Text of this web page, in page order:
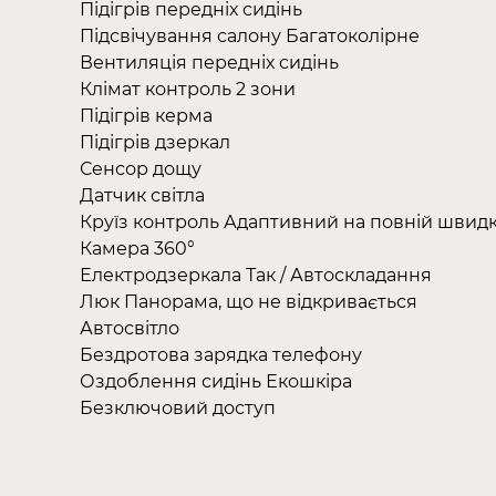
Підігрів передніх сидінь
Підсвічування салону Багатоколірне
Вентиляція передніх сидінь
Клімат контроль 2 зони
Підігрів керма
Підігрів дзеркал
Сенсор дощу
Датчик світла
Круїз контроль Адаптивний на повній
Камера 360°
Електродзеркала Так / Автоскладання
Люк Панорама, що не відкривається
Автосвітло
Бездротова зарядка телефону
Оздоблення сидінь Екошкіра
Безключовий доступ